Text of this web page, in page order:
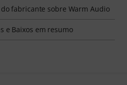
fabricante sobre Warm Audio
e Baixos em resumo